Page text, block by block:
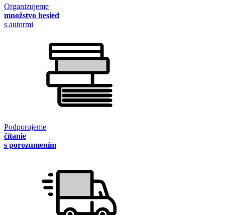
Organizujeme
množstvo besied
s autormi
Podporujeme
čítanie
s porozumením